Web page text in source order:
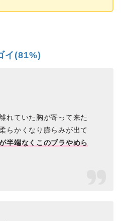
イ(81%)
れていた胸が寄って来た
らかくなり膨らみが出て
半端なくこのブラやめら